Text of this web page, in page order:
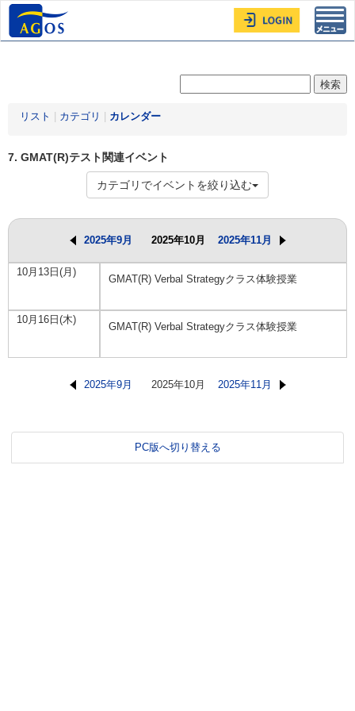
リスト カテゴリ カレンダー
7. GMAT(R)テスト関連イベント
カテゴリでイベントを絞り込む
2025年9月 2025年10月 2025年11月
10月13日(月)
GMAT(R) Verbal Strategyクラス体験授業
10月16日(木)
GMAT(R) Verbal Strategyクラス体験授業
2025年9月 2025年10月 2025年11月
PC版へ切り替える